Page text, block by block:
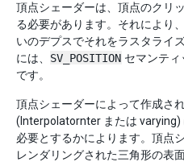
頂点シェーダーは、頂点のクリ
る必要があります。それにより
いのデプスでそれをラスタライ
には、 SV_POSITION セマンティ
です。
頂点シェーダーによって作成さ
(Interpolatornter または varying)
必要とするかによります。頂点
レンダリングされた三角形の表